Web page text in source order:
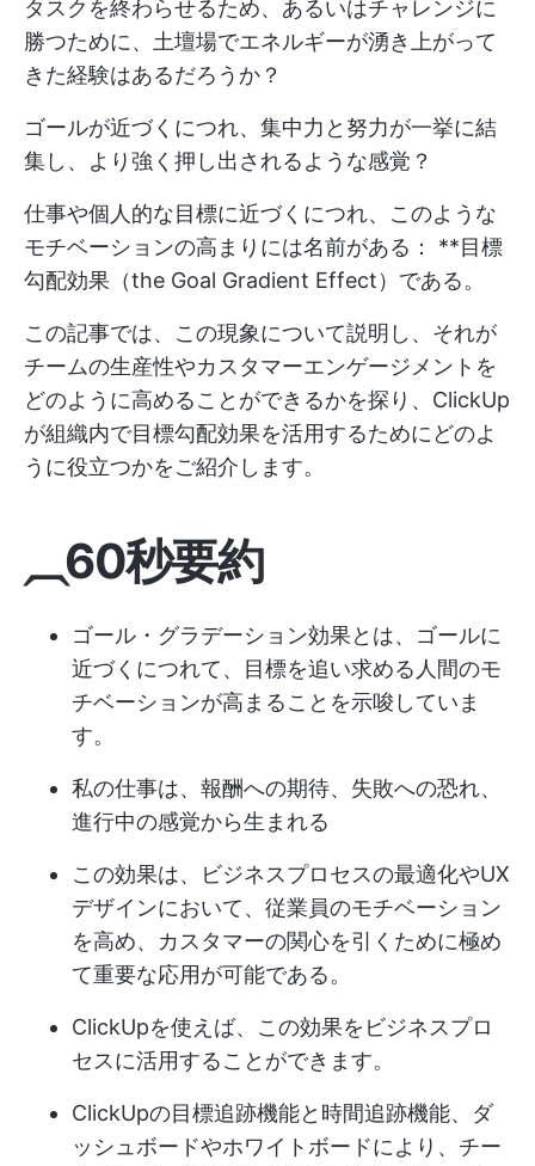
タスクを終わらせるため、あるいはチャレンジに
勝つために、土壇場でエネルギーが湧き上がって
きた経験はあるだろうか？
ゴールが近づくにつれ、集中力と努力が一挙に結
集し、より強く押し出されるような感覚？
仕事や個人的な目標に近づくにつれ、このような
モチベーションの高まりには名前がある： **目標
勾配効果（the Goal Gradient Effect）である。
この記事では、この現象について説明し、それが
チームの生産性やカスタマーエンゲージメントを
どのように高めることができるかを探り、ClickUp
が組織内で目標勾配効果を活用するためにどのよ
うに役立つかをご紹介します。
⏠60秒要約
ゴール・グラデーション効果とは、ゴールに
近づくにつれて、目標を追い求める人間のモ
チベーションが高まることを示唆していま
す。
私の仕事は、報酬への期待、失敗への恐れ、
進行中の感覚から生まれる
この効果は、ビジネスプロセスの最適化やUX
デザインにおいて、従業員のモチベーション
を高め、カスタマーの関心を引くために極め
て重要な応用が可能である。
ClickUpを使えば、この効果をビジネスプロ
セスに活用することができます。
ClickUpの目標追跡機能と時間追跡機能、ダ
ッシュボードやホワイトボードにより、チー